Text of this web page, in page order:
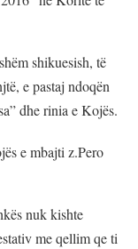
shikuesish, të
e pastaj ndoqën
dhe rinia e Kojës.
e mbajti z.Pero
nuk kishte
me qellim qe ti